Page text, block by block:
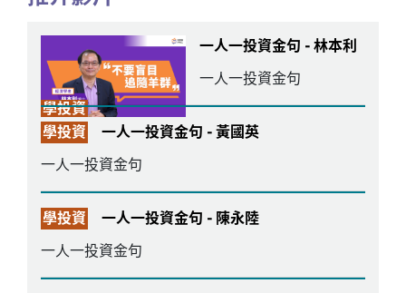
學投資
一人一投資金句 - 林本利
一人一投資金句
學投資
一人一投資金句 - 黃國英
一人一投資金句
學投資
一人一投資金句 - 陳永陸
一人一投資金句